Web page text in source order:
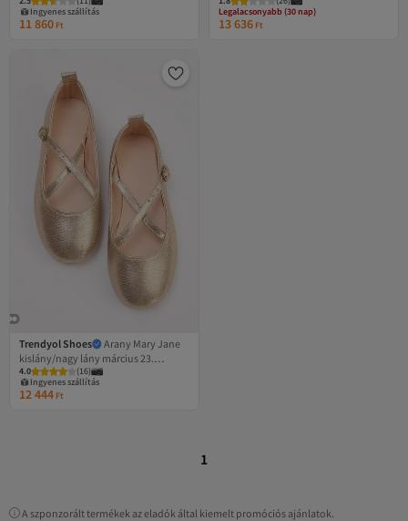
Ingyenes szállítás
11 860 Ft
Legalacsonyabb (30 nap)
Ingyenes szállítás
Legalacsonyabb (30 nap)
13 636 Ft
Trendyol Shoes
Arany Mary Jane
kislány/nagy lány március 23.
gyermekbalerina TAKSS26BE00014
4.0 (16)
Ingyenes szállítás
12 444 Ft
1
A szponzorált termékek az eladók által kiemelt promóciós ajánlatok.